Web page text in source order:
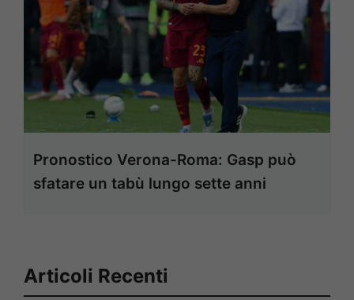
Pronostico Verona-Roma: Gasp può
sfatare un tabù lungo sette anni
Articoli Recenti